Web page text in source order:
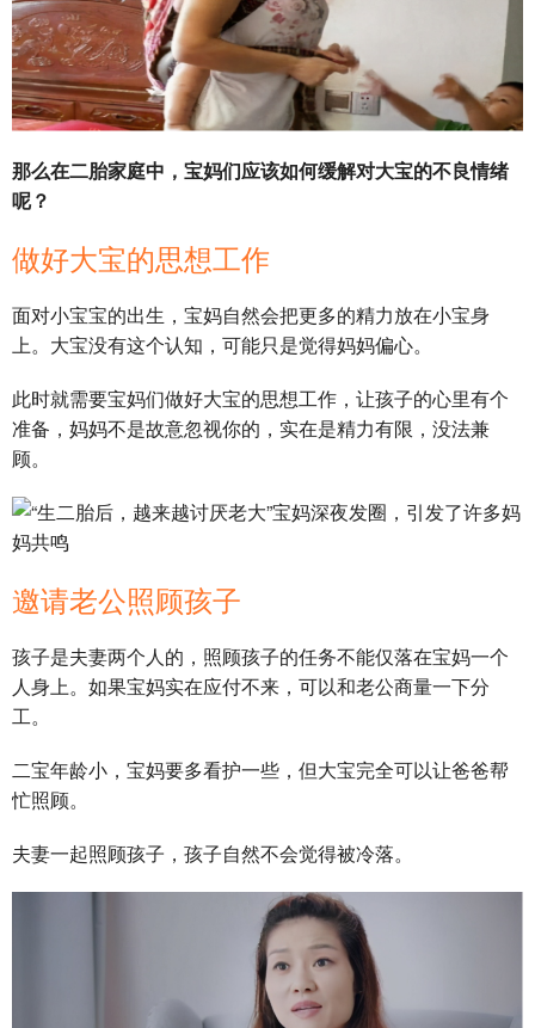
那么在二胎家庭中，宝妈们应该如何缓解对大宝的不良情绪
呢？
做好大宝的思想工作
面对小宝宝的出生，宝妈自然会把更多的精力放在小宝身
上。大宝没有这个认知，可能只是觉得妈妈偏心。
此时就需要宝妈们做好大宝的思想工作，让孩子的心里有个
准备，妈妈不是故意忽视你的，实在是精力有限，没法兼
顾。
邀请老公照顾孩子
孩子是夫妻两个人的，照顾孩子的任务不能仅落在宝妈一个
人身上。如果宝妈实在应付不来，可以和老公商量一下分
工。
二宝年龄小，宝妈要多看护一些，但大宝完全可以让爸爸帮
忙照顾。
夫妻一起照顾孩子，孩子自然不会觉得被冷落。